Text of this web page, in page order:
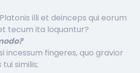
illi et deinceps qui eorum
tecum ita loquantur?
incessum fingeres, quo gravior
similis;